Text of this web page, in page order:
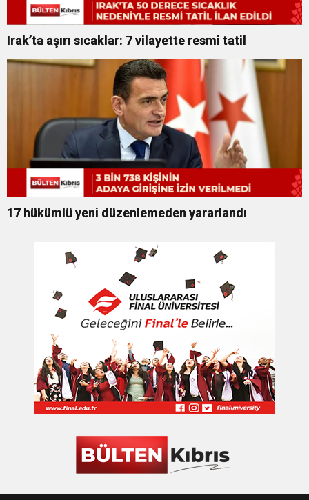
Irak’ta aşırı sıcaklar: 7 vilayette resmi tatil
17 hükümlü yeni düzenlemeden yararlandı